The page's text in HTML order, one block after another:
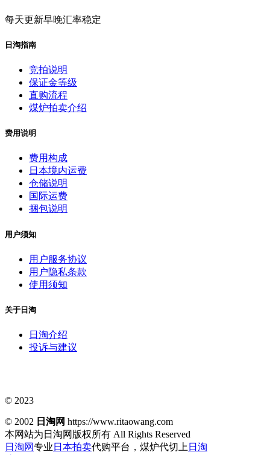
每天更新早晚汇率稳定
日淘指南
竞拍说明
保证金等级
直购流程
煤炉拍卖介绍
费用说明
费用构成
日本境内运费
仓储说明
国际运费
捆包说明
用户须知
用户服务协议
用户隐私条款
使用须知
关于日淘
日淘介绍
投诉与建议
© 2023
© 2002 日淘网 https://www.ritaowang.com
本网站为日淘网版权所有 All Rights Reserved
日淘网专业 日本拍卖代购平台，煤炉代切上 日淘